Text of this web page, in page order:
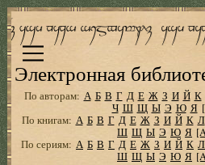
Электронная
По авторам: А Б В Г Д Е Ж З И Й К
Ч Ш Щ Ы Э Ю Я
По книгам: А Б В Г Д Е Ж З И Й К Л
Ш Щ Ы Э Ю Я
По сериям: А Б В Г Д Е Ж З И Й К Л
Ш Щ Ы Э Ю Я